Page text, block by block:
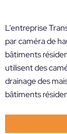
L’entreprise
par caméra de
bâtiments
utilisent des
drainage des
bâtiments